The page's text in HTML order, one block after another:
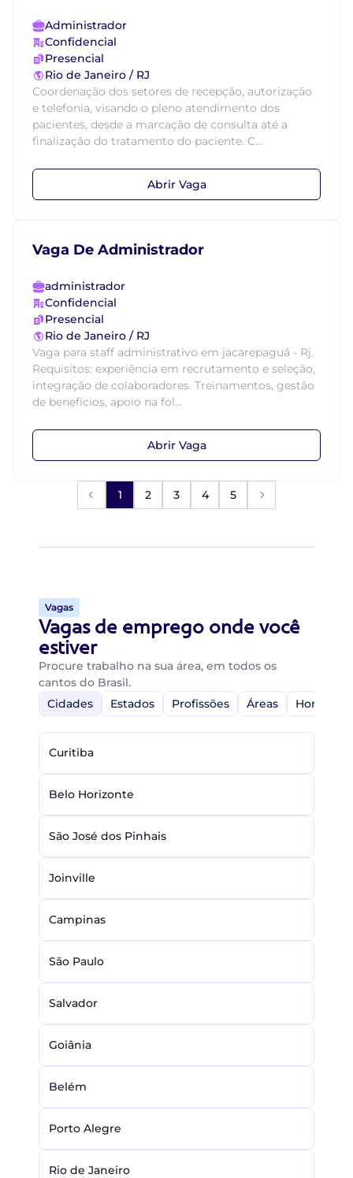
Administrador
Confidencial
Presencial
Rio de Janeiro / RJ
Coordenação dos setores de recepção, autorização
e telefonia, visando o pleno atendimento dos
pacientes, desde a marcação de consulta até a
finalização do tratamento do paciente. C...
Abrir Vaga
Vaga De Administrador
administrador
Confidencial
Presencial
Rio de Janeiro / RJ
Vaga para staff administrativo em jacarepaguá - Rj.
Requisitos: experiência em recrutamento e seleção,
integração de colaboradores. Treinamentos, gestão
de benefícios, apoio na fol...
Abrir Vaga
1 2 3 4 5
Vagas
Vagas de emprego onde você
estiver
Procure trabalho na sua área, em todos os
cantos do Brasil.
Cidades
Estados Profissões Áreas Home-
Curitiba
Belo Horizonte
São José dos Pinhais
Joinville
Campinas
São Paulo
Salvador
Goiânia
Belém
Porto Alegre
Rio de Janeiro